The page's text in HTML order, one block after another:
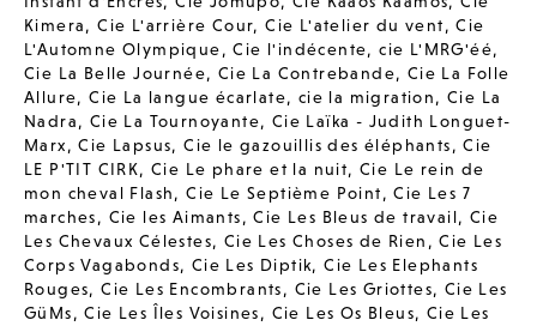
Kimera,Cie L'arrière Cour,Cie L'atelier du vent,Cie
L'Automne Olympique,Cie l'indécente,cie L'MRG'éé,
Cie La Belle Journée, Cie La Contrebande, Cie La Folle
Allure,Cie La langue écarlate, cie la migration,Cie La
Nadra, Cie La Tournoyante, Cie Laïka - Judith Longuet-
Marx,Cie Lapsus,Cie le gazouillis des éléphants,Cie
LE P'TIT CIRK,Cie Le phare et la nuit,Cie Le rein de
mon cheval Flash,Cie Le Septième Point,Cie Les 7
marches, Cie les Aimants,Cie Les Bleus de travail, Cie
Les Chevaux Célestes, Cie Les Choses de Rien ,Cie Les
Corps Vagabonds, Cie Les Diptik,Cie Les Elephants
Rouges,Cie Les Encombrants, Cie Les Griottes, Cie Les
GüMs,Cie Les Îles Voisines, Cie Les Os Bleus, Cie Les